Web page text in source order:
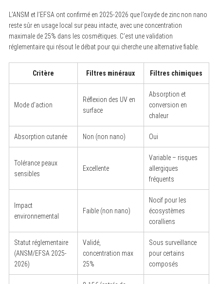
L’ANSM et l’EFSA ont confirmé en 2025-2026 que l’oxyde de zinc non nano
reste sûr en usage local sur peau intacte, avec une concentration
maximale de 25% dans les cosmétiques. C’est une validation
réglementaire qui résout le débat pour qui cherche une alternative fiable.
Critère Filtres minéraux Filtres chimiques
Mode d’action
Réflexion des UV en
surface
Absorption et
conversion en
chaleur
Absorption cutanée Non (non nano) Oui
Tolérance peaux
sensibles
Excellente
Variable – risques
allergiques
fréquents
Impact
environnemental
Faible (non nano)
Nocif pour les
écosystèmes
coralliens
Statut réglementaire
(ANSM/EFSA 2025-
2026)
Validé,
concentration max
25%
Sous surveillance
pour certains
composés
a
r
c
h
o
r